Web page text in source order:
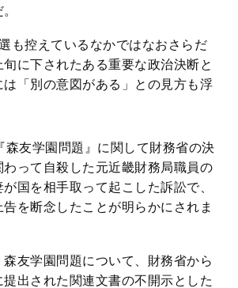
も控えているなかではなおさらだ
に下されたある重要な政治決断と
「別の意図がある」との見方も浮
森友学園問題』に関して財務省の決
って自殺した元近畿財務局職員の
国を相手取って起こした訴訟で、
を断念したことが明らかにされま
友学園問題について、財務省から
出された関連文書の不開示とした